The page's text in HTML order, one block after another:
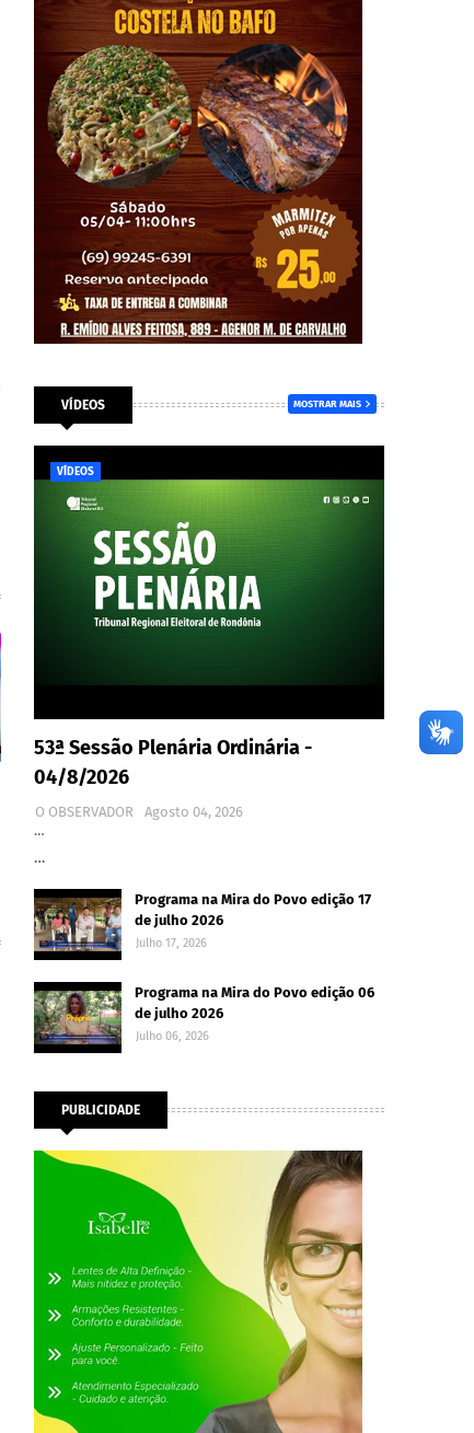
VÍDEOS MOSTRAR MAIS
VÍDEOS
53ª Sessão Plenária Ordinária -
04/8/2026
O OBSERVADOR
Agosto 04, 2026
…
…
Programa na Mira do Povo edição 17
de julho 2026
Julho 17, 2026
Programa na Mira do Povo edição 06
de julho 2026
Julho 06, 2026
PUBLICIDADE